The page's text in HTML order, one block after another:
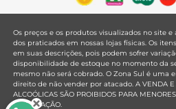
Os preços e os produtos visualizados no site
dos praticados em nossas lojas físicas. Os
em suas descrições, pois podem sofrer
disponibilidade de estoque no momento da
mesmo não será cobrado. O Zona Sul é uma
direito de não vender por atacado. A VENDA E
ALCOÓLICAS SÃO PROIBIDOS PARA
MODERAÇÃO.